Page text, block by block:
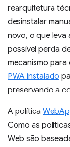
rearquitetura
desinstalar
novo, o que leva
possível perda
mecanismo para
PWA instalado
preservando a
A política
Como as
Web são